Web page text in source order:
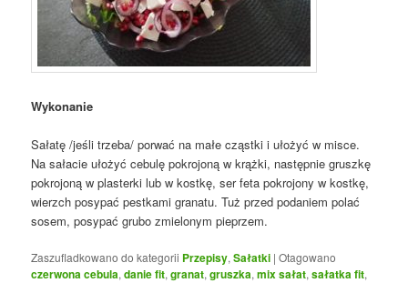
Wykonanie
Sałatę /jeśli trzeba/ porwać na małe cząstki i ułożyć w misce.
Na sałacie ułożyć cebulę pokrojoną w krążki, następnie gruszkę
pokrojoną w plasterki lub w kostkę, ser feta pokrojony w kostkę,
wierzch posypać pestkami granatu. Tuż przed podaniem polać
sosem, posypać grubo zmielonym pieprzem.
Zaszufladkowano do kategorii Przepisy,Sałatki |Otagowano
czerwona cebula,danie fit,granat,gruszka,mix sałat,sałatka fit,